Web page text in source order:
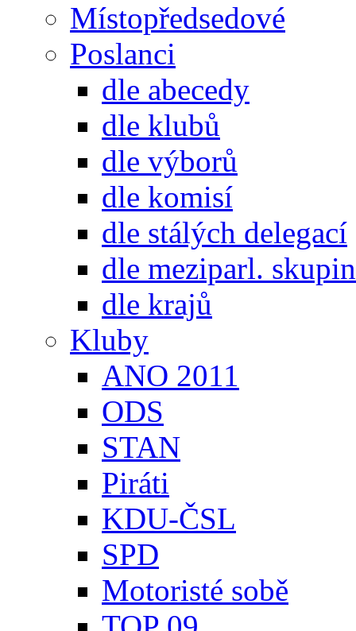
Místopředsedové
Poslanci
dle abecedy
dle klubů
dle výborů
dle komisí
dle stálých delegací
dle meziparl. skupin
dle krajů
Kluby
ANO 2011
ODS
STAN
Piráti
KDU-ČSL
SPD
Motoristé sobě